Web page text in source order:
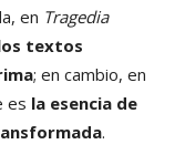
en Tragedia
textos
; en cambio, en
es la esencia de
.